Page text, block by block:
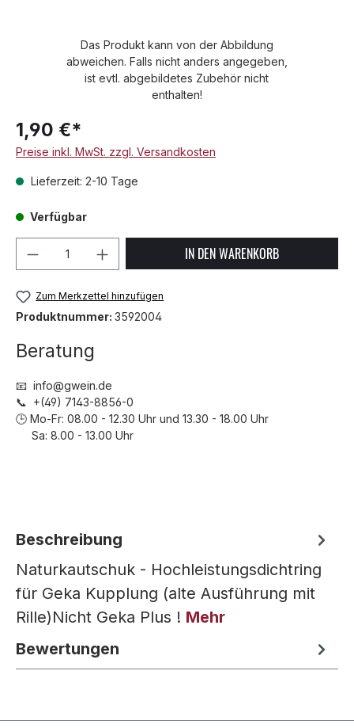
Das Produkt kann von der Abbildung
abweichen. Falls nicht anders angegeben,
ist evtl. abgebildetes Zubehör nicht
enthalten!
1,90 €*
Preise inkl. MwSt. zzgl. Versandkosten
Lieferzeit: 2-10 Tage
Verfügbar
Produkt Anzahl: Gib denIN DEN WARENKORB
Zum Merkzettel hinzufügen
Produktnummer: 3592004
Beratung
📧 info@gwein.de
📞 +(49) 7143-8856-0
🕒 Mo-Fr: 08.00 - 12.30 Uhr und 13.30 - 18.00 Uhr
Sa: 8.00 - 13.00 Uhr
Beschreibung
Naturkautschuk - Hochleistungsdichtring
für Geka Kupplung (alte Ausführung mit
Rille)Nicht Geka Plus ! Mehr
Bewertungen